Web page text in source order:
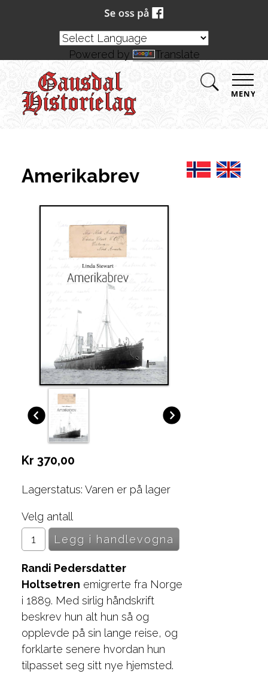
MENY
Amerikabrev
Kr 370,00
Lagerstatus: Varen er på lager
Velg antall
Randi Pedersdatter
Holtsetren emigrerte fra Norge
i 1889. Med sirlig håndskrift
beskrev hun alt hun så og
opplevde på sin lange reise, og
forklarte senere hvordan hun
tilpasset seg sitt nye hjemsted.
Powered by Translate